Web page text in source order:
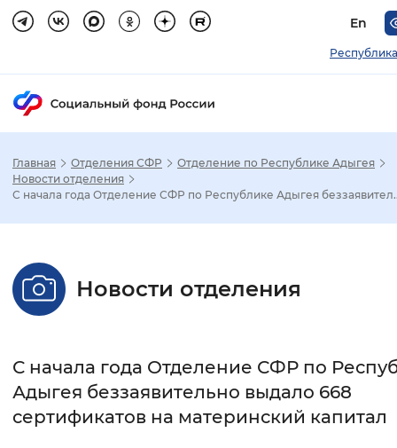
En
Настройка режима отображения
Стандартный Увеличенный
С засечками
Интервал между буквами
Главная Отделения СФР
Отделение по Республике Адыгея
Новости отделения
С начала года Отделение СФР по Республике Адыгея
Новости отделения
С начала года Отделение СФР по
Адыгея беззаявительно выдало 668
сертификатов на материнский капитал